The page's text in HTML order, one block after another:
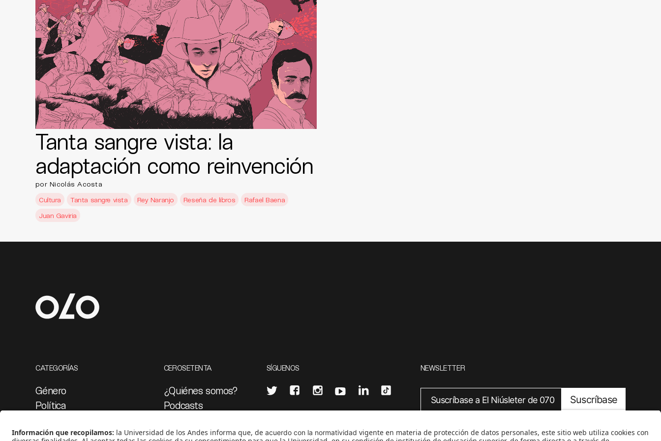
Tanta sangre vista: la
adaptación como reinvención
por Nicolás Acosta
Cultura
Tanta sangre vista Rey Naranjo Reseña de libros
Rafael Baena
Juan Gaviria
CATEGORÍAS
Género
Política
Medio ambiente
CEROSETENTA
¿Quiénes somos?
Podcasts
Proyectos 070
SÍGUENOS NEWSLETTER
Suscríbase